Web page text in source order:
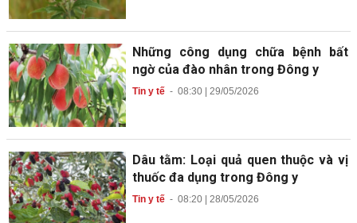
Những công dụng chữa bệnh bất
ngờ của đào nhân trong Đông y
Tin y tế- 08:30 | 29/05/2026
Dâu tằm: Loại quả quen thuộc và vị
thuốc đa dụng trong Đông y
Tin y tế- 08:20 | 28/05/2026